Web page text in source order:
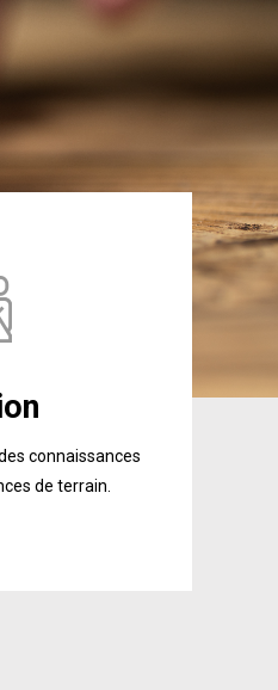
connaissances
de terrain.